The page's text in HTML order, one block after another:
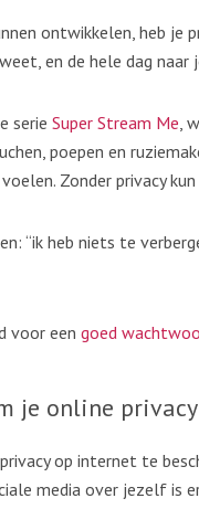
ontwikkelen, heb je
en de hele dag naar
serie Super Stream Me,
poepen en
Zonder privacy
“ik heb niets te
voor een goed
je online
op internet te
media over jezelf is